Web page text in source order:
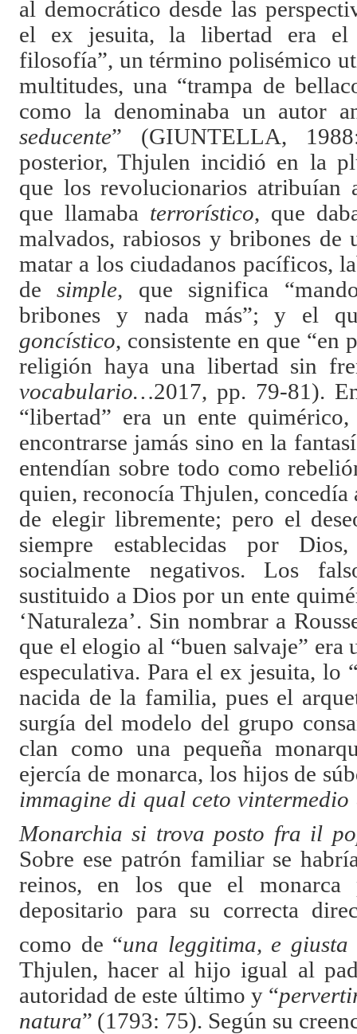
al democrático desde las
el ex jesuita, la libertad era el
filosofía”, un término polisémico
multitudes, una “trampa de
como la denominaba un autor
seducente” (GIUNTELLA,
posterior, Thjulen incidió en la
que los revolucionarios atribuían
que llamaba terrorístico, que
malvados, rabiosos y bribones de
matar a los ciudadanos pacíficos,
desimple, que significa
bribones y nada más”; y el
goncístico, consistente en que “en
religión haya una libertad sin
vocabulario…2017, pp. 79-81).
“libertad” era un ente
encontrarse jamás sino en la
entendían sobre todo como
quien, reconocía Thjulen,
de elegir libremente; pero el
siempre establecidas por
socialmente negativos. Los
sustituido a Dios por un ente
‘Naturaleza’. Sin nombrar a
que el elogio al “buen salvaje” era
especulativa. Para el ex jesuita, lo
nacida de la familia, pues el
surgía del modelo del grupo
clan como una pequeña
ejercía de monarca, los hijos de
immagine di qual ceto
Monarchia si trova posto fra il
Sobre ese patrón familiar se
reinos, en los que el monarca
depositario para su correcta
como de “una leggitima, e giusta
Thjulen, hacer al hijo igual al
autoridad de este último y “
natura” (1793: 75). Según su